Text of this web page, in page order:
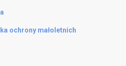
ochrony małoletnich